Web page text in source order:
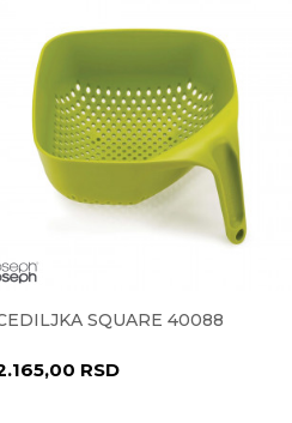
SQUARE 40088
RSD